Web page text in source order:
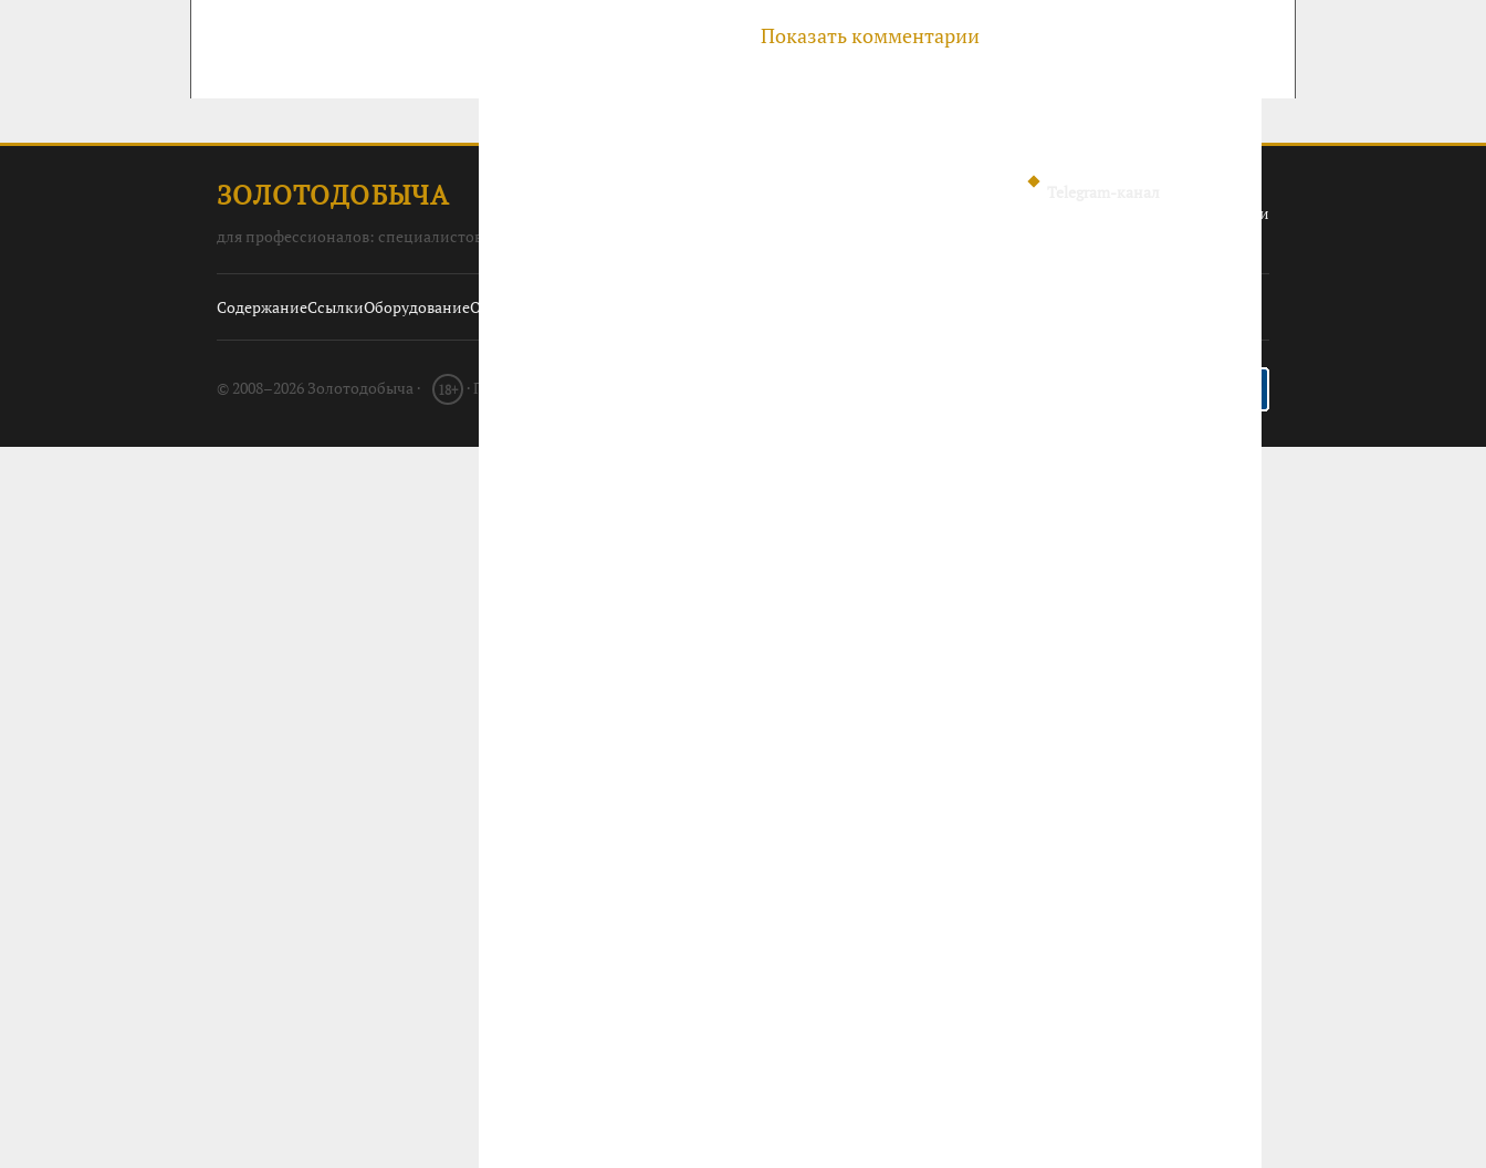
Показать комментарии
ЗОЛОТОДОБЫЧА
для профессионалов: специалистов, руководителей, инвесторов
Политика конфиденциальности
СодержаниеСсылкиОборудованиеО сайте
© 2008–2026 Золотодобыча · 18+ · При использовании материалов гиперссылка обязательна.